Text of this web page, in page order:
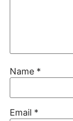
Name *
Email *